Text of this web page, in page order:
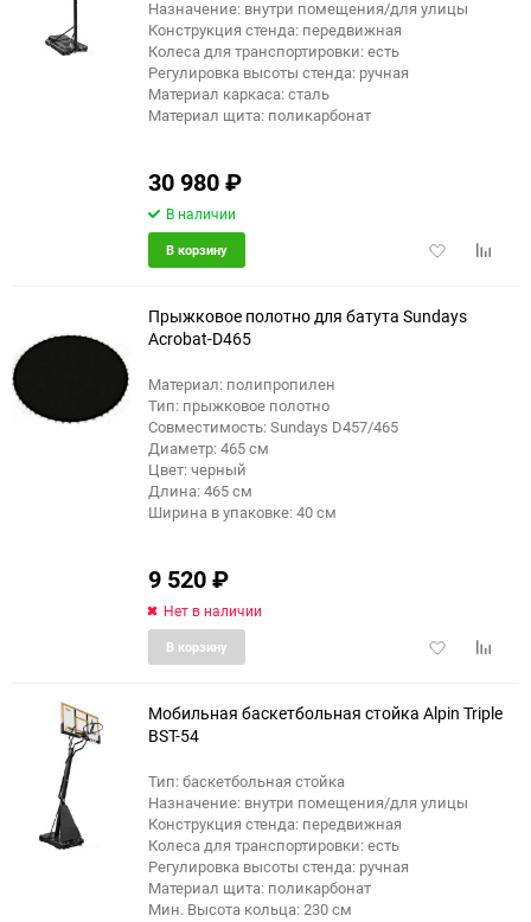
еще 3 фото
Назначение: внутри помещения/для улицы
Конструкция стенда: передвижная
Колеса для транспортировки: есть
Регулировка высоты стенда: ручная
Материал каркаса: сталь
Материал щита: поликарбонат
30 980₽
В наличии
Добавить
В корзину
Прыжковое полотно для батута Sundays
Acrobat-D465
Материал: полипропилен
Тип: прыжковое полотно
Совместимость: Sundays D457/465
Диаметр: 465 см
Цвет: черный
Длина: 465 см
Ширина в упаковке: 40 см
9 520₽
Нет в наличии
Добавить
В корзину
еще 4 фото
Мобильная баскетбольная стойка Alpin Triple
BST-54
Тип: баскетбольная стойка
Назначение: внутри помещения/для улицы
Конструкция стенда: передвижная
Колеса для транспортировки: есть
Регулировка высоты стенда: ручная
Материал щита: поликарбонат
Мин. Высота кольца: 230 см